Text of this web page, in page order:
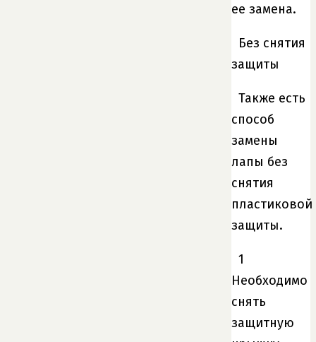
ее замена.
Без снятия
защиты
Также есть
способ
замены
лапы без
снятия
пластиковой
защиты.
1
Необходимо
снять
защитную